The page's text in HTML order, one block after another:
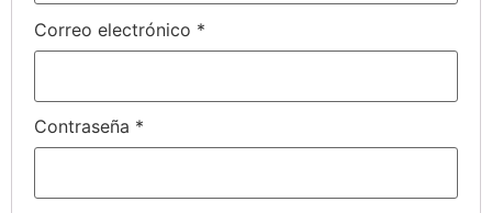
Correo electrónico *
Contraseña *